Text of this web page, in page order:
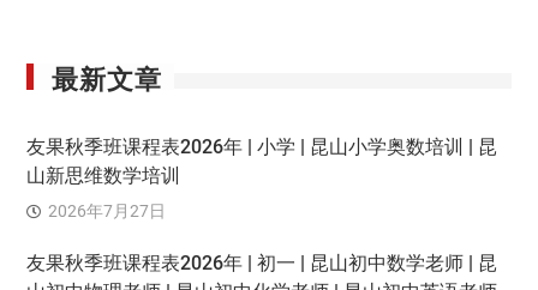
最新文章
友果秋季班课程表2026年 | 小学 | 昆山小学奥数培训 | 昆
山新思维数学培训
2026年7月27日
友果秋季班课程表2026年 | 初一 | 昆山初中数学老师 | 昆